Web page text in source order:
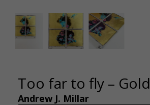
Kunsthuizen
Too far to fly – Gold
Andrew J. Millar